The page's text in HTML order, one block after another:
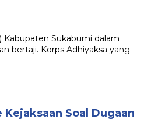
Kabupaten Sukabumi dalam
bertaji. Korps Adhiyaksa yang
Soal Dugaan